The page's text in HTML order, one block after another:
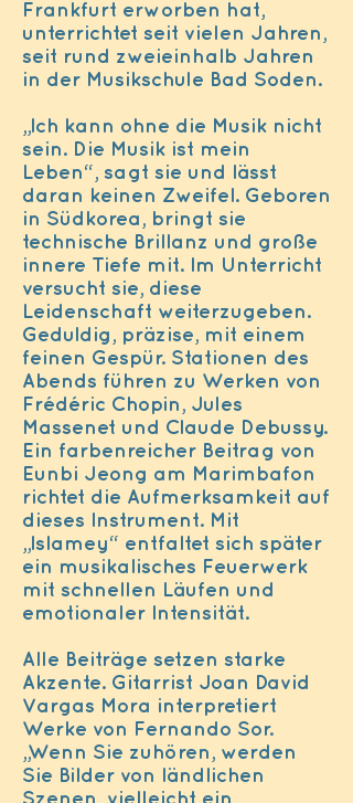
Frankfurt erworben hat,
unterrichtet seit vielen Jahren,
seit rund zweieinhalb Jahren
in der Musikschule Bad Soden.
„Ich kann ohne die Musik nicht
sein. Die Musik ist mein
Leben“, sagt sie und lässt
daran keinen Zweifel. Geboren
in Südkorea, bringt sie
technische Brillanz und große
innere Tiefe mit. Im Unterricht
versucht sie, diese
Leidenschaft weiterzugeben.
Geduldig, präzise, mit einem
feinen Gespür. Stationen des
Abends führen zu Werken von
Frédéric Chopin, Jules
Massenet und Claude Debussy.
Ein farbenreicher Beitrag von
Eunbi Jeong am Marimbafon
richtet die Aufmerksamkeit auf
dieses Instrument. Mit
„Islamey“ entfaltet sich später
ein musikalisches Feuerwerk
mit schnellen Läufen und
emotionaler Intensität.
Alle Beiträge setzen starke
Akzente. Gitarrist Joan David
Vargas Mora interpretiert
Werke von Fernando Sor.
„Wenn Sie zuhören, werden
Sie Bilder von ländlichen
Szenen, vielleicht ein